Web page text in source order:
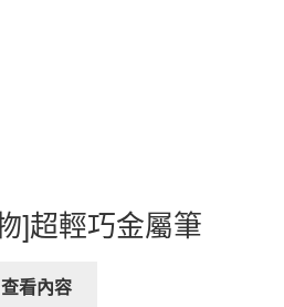
]超輕巧金屬筆
查看內容